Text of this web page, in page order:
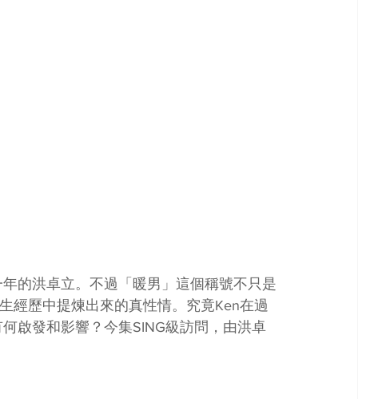
的洪卓立。不過「暖男」這個稱號不只是
經歷中提煉出來的真性情。究竟Ken在過
啟發和影響？今集SING級訪問，由洪卓